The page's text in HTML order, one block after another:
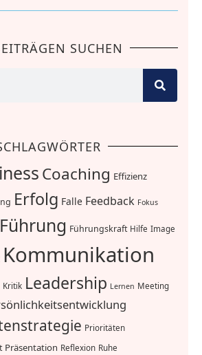
SUCHEN
Coaching Effizienz
Erfolg Falle Feedback Fokus
Führung Führungskraft Hilfe Image
Kommunikation
Kritik Leadership Lernen Meeting
Prioritäten
Präsentation Reflexion Ruhe